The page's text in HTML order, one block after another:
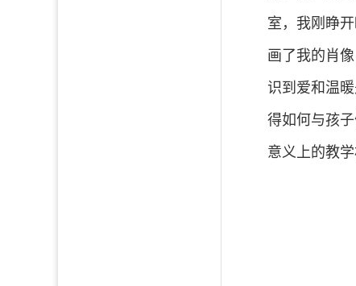
室，我刚睁
画了我的肖
识到爱和温
得如何与孩
意义上的教学